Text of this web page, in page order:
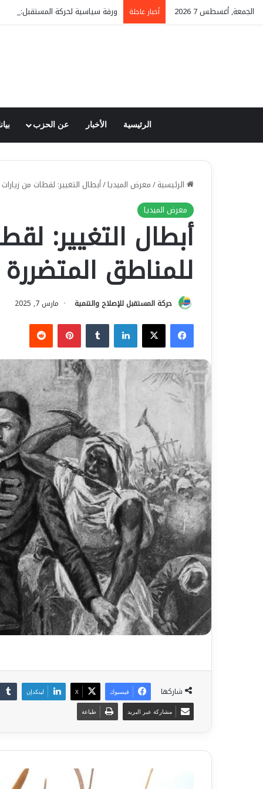
الجمعة, أغسطس 7 2026 أخبار عاجلة ورقة سياسية لحركة المستقبل:
الرئيسية الأخبار عن الحزب
الرئيسية/معرض الميديا/أبطال التغيير: لقطات من
معرض الميديا
أبطال التغيير:
للمناطق المتضررة
حركة المستقبل للإصلاح والتنمية مارس 7, 2025
فيسبوك لينكدإن بينتيريست
شاركها فيسبوك ‫X لينكدإن
مشاركة عبر البريد طباعة